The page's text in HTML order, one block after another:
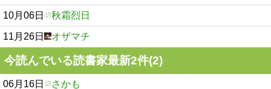
10月06日 秋霜烈日
11月26日 オザマチ
今読んでいる読書家最新2件(2)
06月16日 さかも